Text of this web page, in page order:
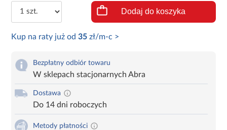
Dodaj do koszyka
Kup na raty już od35 zł/m-c >
Bezpłatny odbiór towaru
W sklepach stacjonarnych Abra
Dostawa
Do 14 dni roboczych
Metody płatności